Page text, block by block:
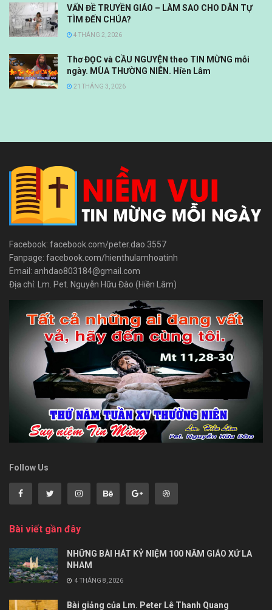
VẤN ĐỀ TRUYỀN GIÁO – LÀM SAO CHO DÂN TỰ
TÌM ĐẾN CHÚA?
4 THÁNG 2, 2026
Thơ ĐỌC và CẦU NGUYỆN theo TIN MỪNG mỗi
ngày. MÙA THƯỜNG NIÊN. Hiền Lâm
21 THÁNG 3, 2026
Facebook: facebook.com/peter.dao.3557
Fanpage: facebook.com/hienthulamhoatinh
Email: anhdao803184@gmail.com
Địa chỉ: Lm. Pet. Nguyễn Hữu Đào (Hiền Lâm)
Follow Us
Bài viết gần đây
NHỮNG BÀI HÁT KỶ NIỆM 100 NĂM GIÁO XỨ LA
NHAM
4 THÁNG 8, 2026
Bài giảng của Lm. Peter Lê Thanh Quang